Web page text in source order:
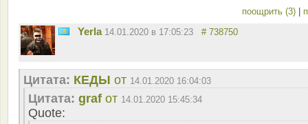
поощрить (3)
Yerla 14.01.2020 в 17:05:23 # 738750
Цитата: КЕДЫ от 14.01.2020 16:04:03
Цитата: graf от 14.01.2020 15:45:34
Quote: